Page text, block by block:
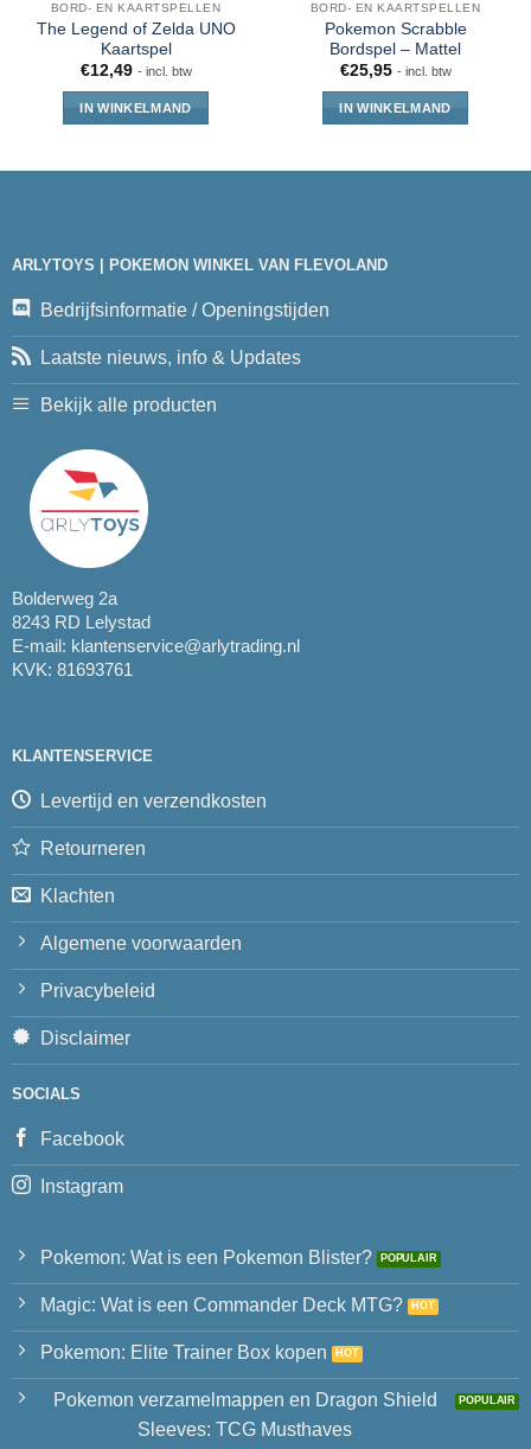
BORD- EN KAARTSPELLEN
The Legend of Zelda UNO
Kaartspel
€12,49 - incl. btw
IN WINKELMAND
BORD- EN KAARTSPELLEN
Pokemon Scrabble
Bordspel – Mattel
€25,95 - incl. btw
IN WINKELMAND
ARLYTOYS | POKEMON WINKEL VAN FLEVOLAND
Bedrijfsinformatie / Openingstijden
Laatste nieuws, info & Updates
Bekijk alle producten
Bolderweg 2a
8243 RD Lelystad
E-mail: klantenservice@arlytrading.nl
KVK: 81693761
KLANTENSERVICE
Levertijd en verzendkosten
Retourneren
Klachten
Algemene voorwaarden
Privacybeleid
Disclaimer
SOCIALS
Facebook
Instagram
Pokemon: Wat is een Pokemon Blister?
Magic: Wat is een Commander Deck MTG?
Pokemon: Elite Trainer Box kopen
Pokemon verzamelmappen en Dragon Shield
Sleeves: TCG Musthaves